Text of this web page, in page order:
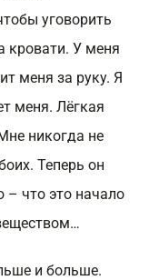
уговорить
кровати. У меня
меня за руку. Я
меня. Лёгкая
никогда не
Теперь он
– что это начало
и больше.